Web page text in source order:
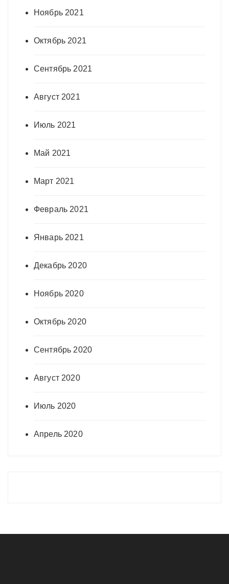
Ноябрь 2021
Октябрь 2021
Сентябрь 2021
Август 2021
Июль 2021
Май 2021
Март 2021
Февраль 2021
Январь 2021
Декабрь 2020
Ноябрь 2020
Октябрь 2020
Сентябрь 2020
Август 2020
Июль 2020
Апрель 2020